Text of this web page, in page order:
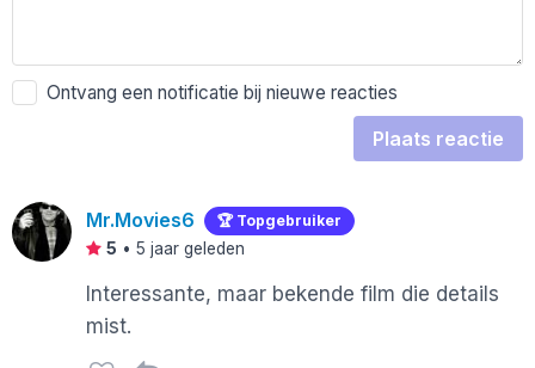
Ontvang een notificatie bij nieuwe reacties
Plaats reactie
Mr.Movies6 🏆 Topgebruiker
5 • 5 jaar geleden
Interessante, maar bekende film die details
mist.